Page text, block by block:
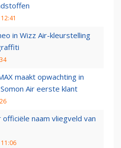
in Wizz Air-kleurstelling
maakt opwachting in
Air eerste klant
naam vliegveld van